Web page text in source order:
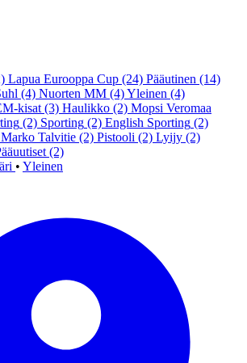
Lapua Eurooppa Cup (24) Pääutinen (14)
(4) Nuorten MM (4)Yleinen (4)
kisat (3) Haulikko (2) Mopsi Veromaa
(2) Sporting (2) English Sporting (2)
Marko Talvitie (2) Pistooli (2) Lyijy (2)
(2)
• Yleinen